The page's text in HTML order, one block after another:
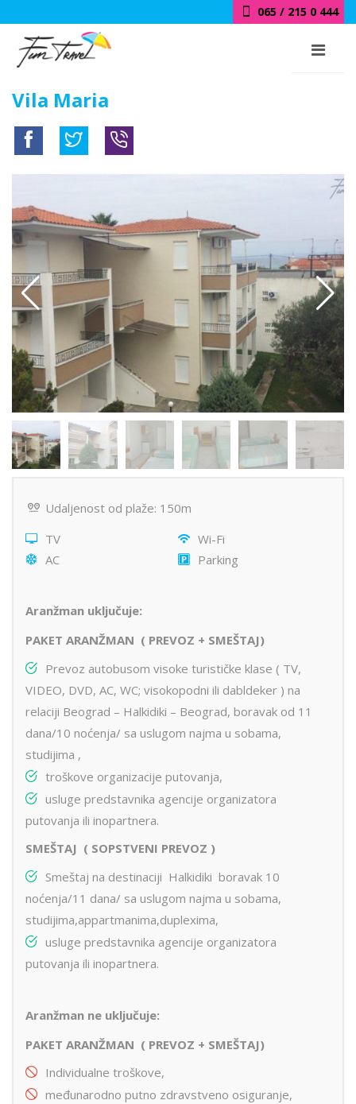
065 / 215 0 444
Vila Maria
Udaljenost od plaže: 150m
TV
Wi-Fi
AC
Parking
Aranžman uključuje:
PAKET ARANŽMAN ( PREVOZ + SMEŠTAJ)
Prevoz autobusom visoke turističke klase ( TV,
VIDEO, DVD, AC, WC; visokopodni ili dabldeker ) na
relaciji Beograd – Halkidiki – Beograd, boravak od 11
dana/10 noćenja/ sa uslugom najma u sobama,
studijima ,
troškove organizacije putovanja,
usluge predstavnika agencije organizatora
putovanja ili inopartnera.
SMEŠTAJ ( SOPSTVENI PREVOZ )
Smeštaj na destinaciji Halkidiki boravak 10
noćenja/11 dana/ sa uslugom najma u sobama,
studijima,appartmanima,duplexima,
usluge predstavnika agencije organizatora
putovanja ili inopartnera.
Aranžman ne uključuje:
PAKET ARANŽMAN ( PREVOZ + SMEŠTAJ)
Individualne troškove,
međunarodno putno zdravstveno osiguranje,